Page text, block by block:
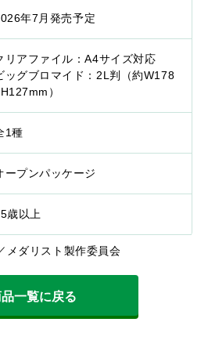
年7月発売予定
リアファイル：A4サイズ対応
ッグブロマイド：2L判（約W178
）
1種
ープンパッケージ
歳以上
メダリスト製作委員会
一覧に戻る